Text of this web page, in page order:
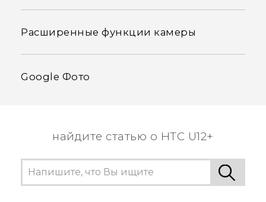
Расширенные функции камеры
Google Фото
найдите статью о HTC U12+